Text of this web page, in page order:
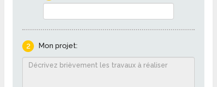
2 Mon projet: